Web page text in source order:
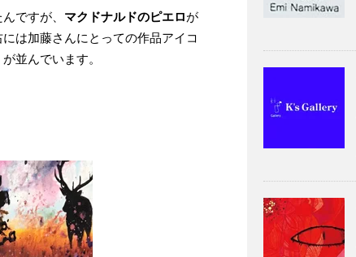
ですが、 マクドナルドのピエロが
は加藤さんにとっての作品アイコ
が並んでいます。